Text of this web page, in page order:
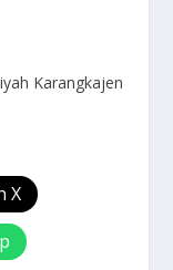
Karangkajen
X